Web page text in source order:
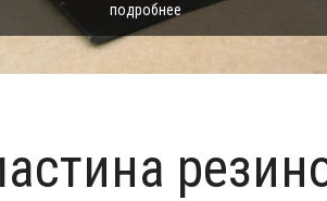
подробнее